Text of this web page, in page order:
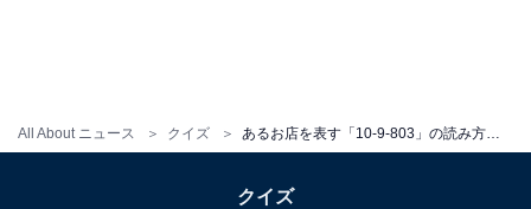
All About ニュース クイズ あるお店を表す「10-9-803」の読み方は？ 時代を問わず人気のあの場所！【ポケベル暗号クイズ】
クイズ